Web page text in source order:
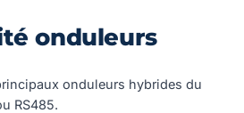
onduleurs
onduleurs hybrides du
RS485.